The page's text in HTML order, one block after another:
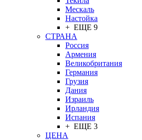
Мескаль
Настойка
+ ЕЩЕ 9
СТРАНА
Россия
Армения
Великобритания
Германия
Грузия
Дания
Израиль
Ирландия
Испания
+ ЕЩЕ 3
ЦЕНА